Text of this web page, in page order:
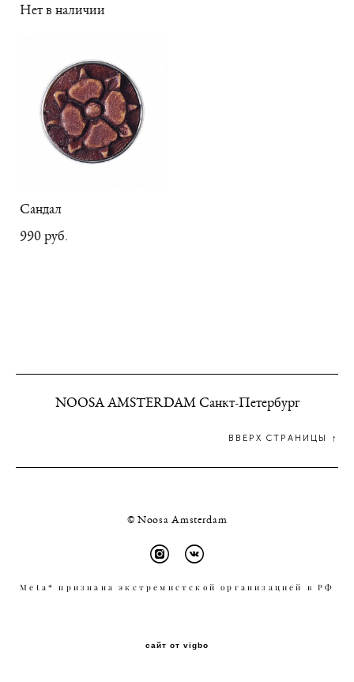
Нет в наличии
Сандал
990 pуб.
NOOSA AMSTERDAM Санкт-Петербург
ВВЕРХ СТРАНИЦЫ ↑
© Noosa Amsterdam
Meta* признана экстремистской организацией в РФ
сайт от vigbo